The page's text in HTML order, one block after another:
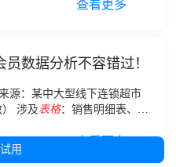
用
自己研究。
查看更多
数据分析不容错过！
涉及表格：销售明细表、支